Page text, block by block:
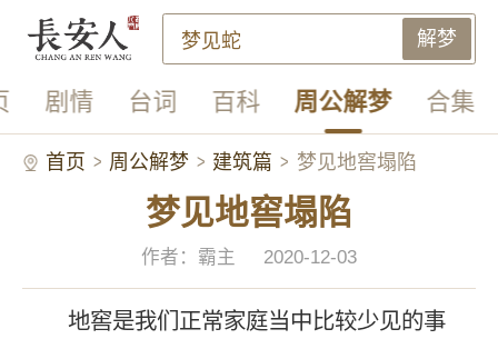
解梦
剧情 台词 百科 周公解梦 合集
首页 周公解梦 建筑篇 梦见地窖塌陷
梦见地窖塌陷
作者：霸主 2020-12-03
地窖是我们正常家庭当中比较少见的事